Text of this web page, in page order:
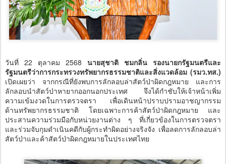
วันที่ 22 ตุลาคม 2568 ​นายสุชาติ ชมกลิ่น รองนายกรัฐมนตรีและ
รัฐมนตรีว่าการกระทรวงทรัพยากรธรรมชาติและสิ่งแวดล้อม (รมว.ทส.)
เปิดเผยว่า จากกรณีที่ยังพบการลักลอบล่าสัตว์ป่าผิดกฎหมาย และการ
ลักลอบนำสัตว์ป่าหายากออกนอกประเทศ จึงได้กำชับให้เจ้าหน้าเพิ่ม
ความเข้มงวดในการตรวจตรา เพื่อเดินหน้าปราบปรามอาชญากรรม
ด้านทรัพยากรธรรมชาติ โดยเฉพาะการค้าสัตว์ป่าผิดกฎหมาย และ
ประสานความร่วมมือกับหน่วยงานต่าง ๆ ที่เกี่ยวข้องในการตรวจตรา
และร่วมจับกุมดำเนินคดีกับผู้กระทำผิดอย่างจริงจัง เพื่อลดการลักลอบล่า
สัตว์ป่าและค้าสัตว์ป่าผิดกฎหมายในประเทศไทย